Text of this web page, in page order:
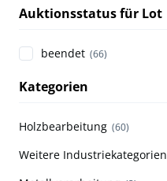
Auktionsstatus für Lot
beendet (66)
Kategorien
Holzbearbeitung (60)
Weitere Industriekategorien